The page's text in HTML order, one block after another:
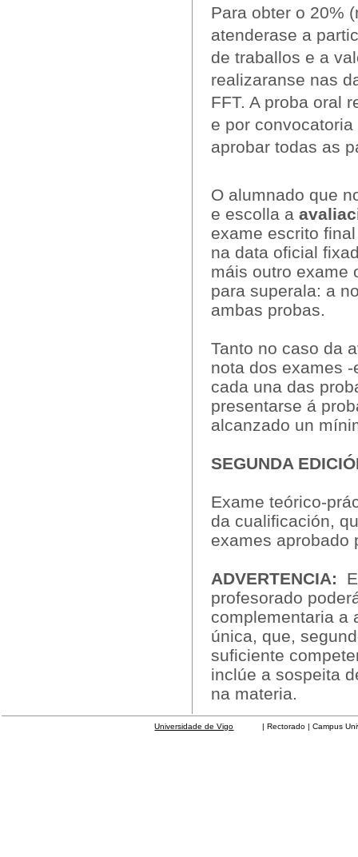
Para obter o 20%
atenderase a
de traballos e a
realizaranse nas
FFT. A proba oral
e por
aprobar todas as
O alumnado que
e escolla a
exame escrito
na data oficial
máis outro exame
para superala: a
ambas probas.
Tanto no caso da
nota dos exames
cada una das
presentarse á
alcanzado un
SEGUNDA
Exame teórico-
da cualificación,
exames
ADVERTENCIA:
profesorado
complementaria a
única, que,
suficiente
inclúe a sospeita
na materia.
Universidade de Vigo | Rectorado | Campus